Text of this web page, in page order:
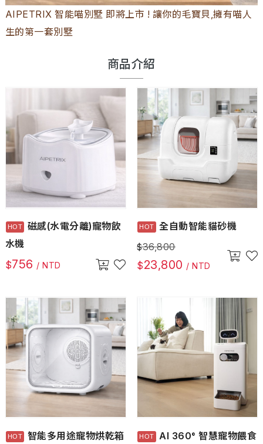
AIPETRIX 智能喵別墅 即將上市 ! 讓你的毛寶貝,擁有喵人
生的第一套別墅
商品介紹
磁感(水電分離)寵物飲
水機
$756 / NTD
全自動智能貓砂機
$36,800
$23,800 / NTD
智能多用途寵物烘乾箱
AI 360° 智慧寵物餵食